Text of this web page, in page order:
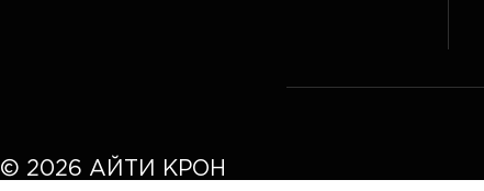
© 2026 АЙТИ КРОН